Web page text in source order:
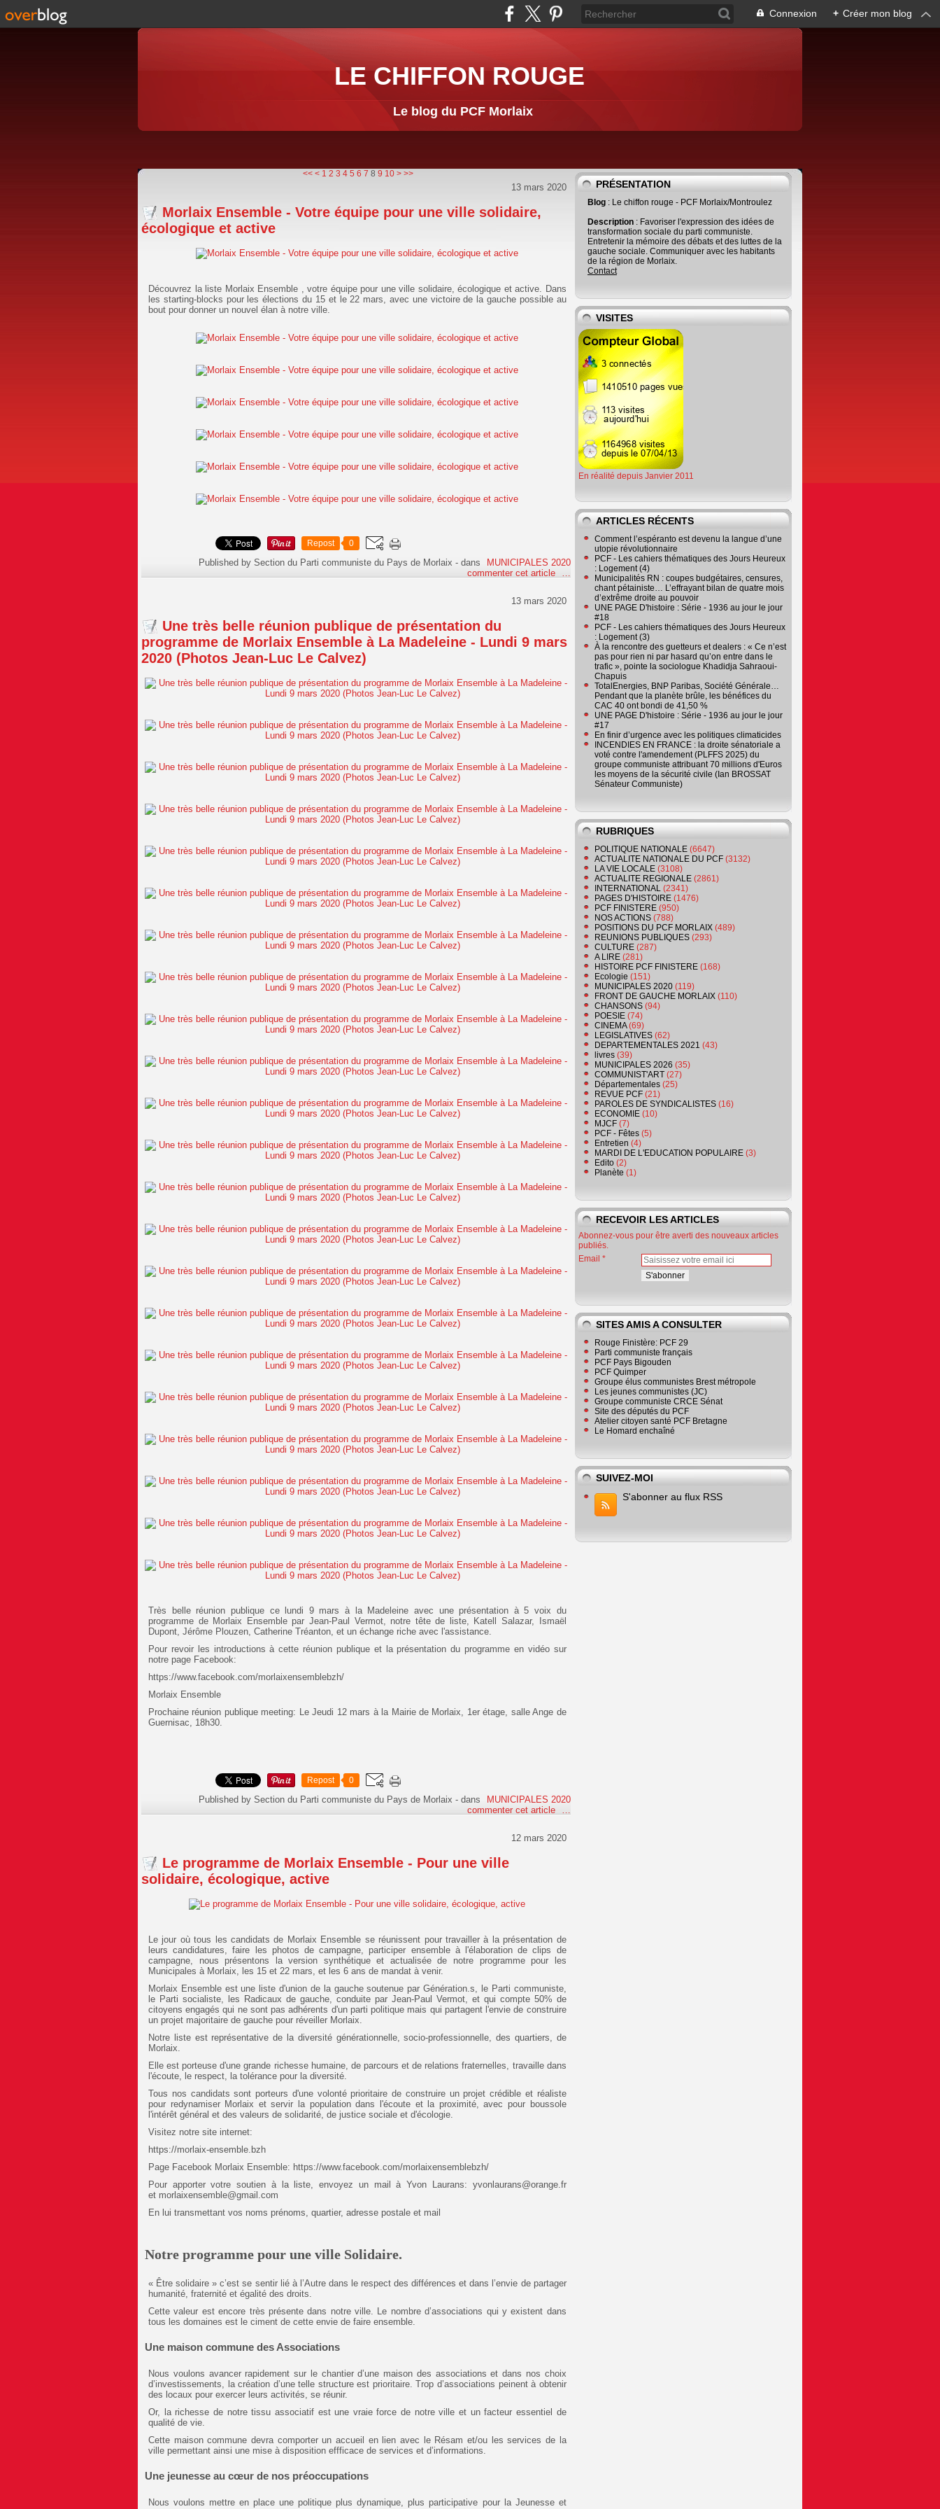
Connexion + Créer mon blog
LE CHIFFON ROUGE
Le blog du PCF Morlaix
<< < 1 2 3 4 5 6 7 8 9 10 > >>
13 mars 2020
Morlaix Ensemble - Votre équipe pour une ville solidaire,
écologique et active
Découvrez la liste Morlaix Ensemble , votre équipe pour une ville solidaire, écologique et active. Dans
les starting-blocks pour les élections du 15 et le 22 mars, avec une victoire de la gauche possible au
bout pour donner un nouvel élan à notre ville.
Repost 0
Published by Section du Parti communiste du Pays de Morlaix -dans
MUNICIPALES 2020
commenter cet article
…
13 mars 2020
Une très belle réunion publique de présentation du
programme de Morlaix Ensemble à La Madeleine - Lundi 9 mars
2020 (Photos Jean-Luc Le Calvez)
Très belle réunion publique ce lundi 9 mars à la Madeleine avec une présentation à 5 voix du
programme de Morlaix Ensemble par Jean-Paul Vermot, notre tête de liste, Katell Salazar, Ismaël
Dupont, Jérôme Plouzen, Catherine Tréanton, et un échange riche avec l'assistance.
Pour revoir les introductions à cette réunion publique et la présentation du programme en vidéo sur
notre page Facebook:
https://www.facebook.com/morlaixensemblebzh/
Morlaix Ensemble
Prochaine réunion publique meeting: Le Jeudi 12 mars à la Mairie de Morlaix, 1er étage, salle Ange de
Guernisac, 18h30.
Repost 0
Published by Section du Parti communiste du Pays de Morlaix -dans
MUNICIPALES 2020
commenter cet article
…
12 mars 2020
Le programme de Morlaix Ensemble - Pour une ville
solidaire, écologique, active
Le jour où tous les candidats de Morlaix Ensemble se réunissent pour travailler à la présentation de
leurs candidatures, faire les photos de campagne, participer ensemble à l'élaboration de clips de
campagne, nous présentons la version synthétique et actualisée de notre programme pour les
Municipales à Morlaix, les 15 et 22 mars, et les 6 ans de mandat à venir.
Morlaix Ensemble est une liste d'union de la gauche soutenue par Génération.s, le Parti communiste,
le Parti socialiste, les Radicaux de gauche, conduite par Jean-Paul Vermot, et qui compte 50% de
citoyens engagés qui ne sont pas adhérents d'un parti politique mais qui partagent l'envie de construire
un projet majoritaire de gauche pour réveiller Morlaix.
Notre liste est représentative de la diversité générationnelle, socio-professionnelle, des quartiers, de
Morlaix.
Elle est porteuse d'une grande richesse humaine, de parcours et de relations fraternelles, travaille dans
l'écoute, le respect, la tolérance pour la diversité.
Tous nos candidats sont porteurs d'une volonté prioritaire de construire un projet crédible et réaliste
pour redynamiser Morlaix et servir la population dans l'écoute et la proximité, avec pour boussole
l'intérêt général et des valeurs de solidarité, de justice sociale et d'écologie.
Visitez notre site internet:
https://morlaix-ensemble.bzh
Page Facebook Morlaix Ensemble: https://www.facebook.com/morlaixensemblebzh/
Pour apporter votre soutien à la liste, envoyez un mail à Yvon Laurans: yvonlaurans@orange.fr
et morlaixensemble@gmail.com
En lui transmettant vos noms prénoms, quartier, adresse postale et mail
Notre programme pour une ville Solidaire.
« Être solidaire » c’est se sentir lié à l’Autre dans le respect des différences et dans l’envie de partager
humanité, fraternité et égalité des droits.
Cette valeur est encore très présente dans notre ville. Le nombre d’associations qui y existent dans
tous les domaines est le ciment de cette envie de faire ensemble.
Une maison commune des Associations
Nous voulons avancer rapidement sur le chantier d’une maison des associations et dans nos choix
d’investissements, la création d’une telle structure est prioritaire. Trop d’associations peinent à obtenir
des locaux pour exercer leurs activités, se réunir.
Or, la richesse de notre tissu associatif est une vraie force de notre ville et un facteur essentiel de
qualité de vie.
Cette maison commune devra comporter un accueil en lien avec le Résam et/ou les services de la
ville permettant ainsi une mise à disposition effficace de services et d’informations.
Une jeunesse au cœur de nos préoccupations
Nous voulons mettre en place une politique plus dynamique, plus participative pour la Jeunesse et
PRÉSENTATION
Blog : Le chiffon rouge - PCF Morlaix/Montroulez
Description : Favoriser l'expression des idées de
transformation sociale du parti communiste.
Entretenir la mémoire des débats et des luttes de la
gauche sociale. Communiquer avec les habitants
de la région de Morlaix.
Contact
VISITES
En réalité depuis Janvier 2011
ARTICLES RÉCENTS
Comment l’espéranto est devenu la langue d’une
utopie révolutionnaire
PCF - Les cahiers thématiques des Jours Heureux
: Logement (4)
Municipalités RN : coupes budgétaires, censures,
chant pétainiste… L’effrayant bilan de quatre mois
d’extrême droite au pouvoir
UNE PAGE D'histoire : Série - 1936 au jour le jour
#18
PCF - Les cahiers thématiques des Jours Heureux
: Logement (3)
À la rencontre des guetteurs et dealers : « Ce n’est
pas pour rien ni par hasard qu’on entre dans le
trafic », pointe la sociologue Khadidja Sahraoui-
Chapuis
TotalEnergies, BNP Paribas, Société Générale…
Pendant que la planète brûle, les bénéfices du
CAC 40 ont bondi de 41,50 %
UNE PAGE D'histoire : Série - 1936 au jour le jour
#17
En finir d’urgence avec les politiques climaticides
INCENDIES EN FRANCE : la droite sénatoriale a
voté contre l'amendement (PLFFS 2025) du
groupe communiste attribuant 70 millions d'Euros
les moyens de la sécurité civile (Ian BROSSAT
Sénateur Communiste)
RUBRIQUES
POLITIQUE NATIONALE (6647)
ACTUALITE NATIONALE DU PCF (3132)
LA VIE LOCALE (3108)
ACTUALITE REGIONALE (2861)
INTERNATIONAL (2341)
PAGES D'HISTOIRE (1476)
PCF FINISTERE (950)
NOS ACTIONS (788)
POSITIONS DU PCF MORLAIX (489)
REUNIONS PUBLIQUES (293)
CULTURE (287)
A LIRE (281)
HISTOIRE PCF FINISTERE (168)
Ecologie (151)
MUNICIPALES 2020 (119)
FRONT DE GAUCHE MORLAIX (110)
CHANSONS (94)
POESIE (74)
CINEMA(69)
LEGISLATIVES (62)
DEPARTEMENTALES 2021 (43)
livres (39)
MUNICIPALES 2026 (35)
COMMUNIST'ART (27)
Départementales (25)
REVUE PCF (21)
PAROLES DE SYNDICALISTES (16)
ECONOMIE (10)
MJCF (7)
PCF - Fêtes (5)
Entretien (4)
MARDI DE L'EDUCATION POPULAIRE (3)
Edito (2)
Planète (1)
RECEVOIR LES ARTICLES
Abonnez-vous pour être averti des nouveaux articles
publiés.
Email
SITES AMIS A CONSULTER
Rouge Finistère: PCF 29
Parti communiste français
PCF Pays Bigouden
PCF Quimper
Groupe élus communistes Brest métropole
Les jeunes communistes (JC)
Groupe communiste CRCE Sénat
Site des députés du PCF
Atelier citoyen santé PCF Bretagne
Le Homard enchaîné
SUIVEZ-MOI
S'abonner au flux RSS